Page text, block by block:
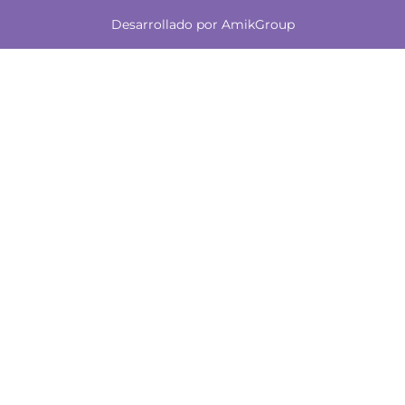
Desarrollado por AmikGroup